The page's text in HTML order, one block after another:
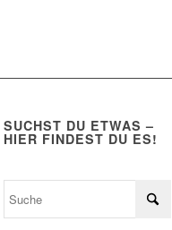
SUCHST DU ETWAS –
HIER FINDEST DU ES!